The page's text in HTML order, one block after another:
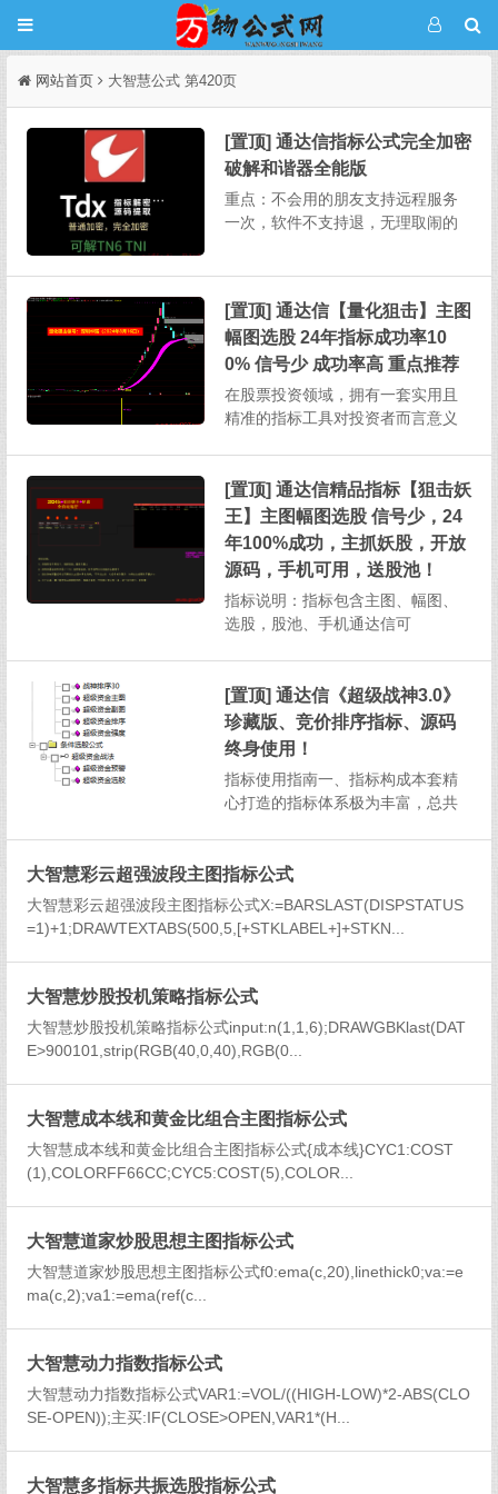
网站首页 大智慧公式 第420页
[置顶] 通达信指标公式完全加密
破解和谐器全能版
重点：不会用的朋友支持远程服务
一次，软件不支持退，无理取闹的
解软件也需要连网状态下授权使
用。本次发布的软件不用任何授
权，下载解压即用，不绑定电...
[置顶] 通达信【量化狙击】主图
幅图选股 24年指标成功率10
0% 信号少 成功率高 重点推荐
在股票投资领域，拥有一套实用且
精准的指标工具对投资者而言意义
幅图、选股以及股池等多个部分，
并且支持在手机通达信软件上操
作，为投资者提供了高效且便捷的
投资分析方式。一、指标构成与基
本...
[置顶] 通达信精品指标【狙击妖
王】主图幅图选股 信号少，24
年100%成功，主抓妖股，开放
源码，手机可用，送股池！
指标说明：指标包含主图、幅图、
选股，股池、手机通达信可
下载！2、预警设置：每天下午13：
30以后即可3、股价跌破预警信号...
[置顶] 通达信《超级战神3.0》
珍藏版、竞价排序指标、源码
终身使用！
指标使用指南一、指标构成本套精
心打造的指标体系极为丰富，总共
标，总计7个指标，为投资者提供全
方位的股市分析视角。二、选股指
标说明（一）超级资金选股选股逻
辑：该选股指标筛选出的股票需...
大智慧彩云超强波段主图指标公式
大智慧彩云超强波段主图指标公式X:=BARSLAST(DISPSTATUS
=1)+1;DRAWTEXTABS(500,5,[+STKLABEL+]+STKN...
大智慧炒股投机策略指标公式
大智慧炒股投机策略指标公式input:n(1,1,6);DRAWGBKlast(DAT
E>900101,strip(RGB(40,0,40),RGB(0...
大智慧成本线和黄金比组合主图指标公式
大智慧成本线和黄金比组合主图指标公式{成本线}CYC1:COST
(1),COLORFF66CC;CYC5:COST(5),COLOR...
大智慧道家炒股思想主图指标公式
大智慧道家炒股思想主图指标公式f0:ema(c,20),linethick0;va:=e
ma(c,2);va1:=ema(ref(c...
大智慧动力指数指标公式
大智慧动力指数指标公式VAR1:=VOL/((HIGH-LOW)*2-ABS(CLO
SE-OPEN));主买:IF(CLOSE>OPEN,VAR1*(H...
大智慧多指标共振选股指标公式